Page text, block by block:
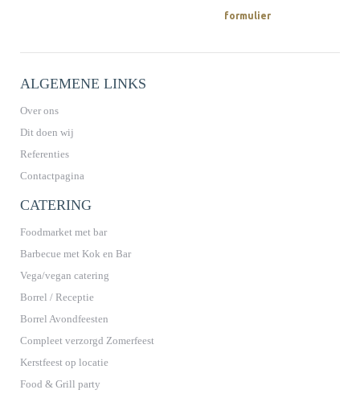
formulier
ALGEMENE LINKS
Over ons
Dit doen wij
Referenties
Contactpagina
CATERING
Foodmarket met bar
Barbecue met Kok en Bar
Vega/vegan catering
Borrel / Receptie
Borrel Avondfeesten
Compleet verzorgd Zomerfeest
Kerstfeest op locatie
Food & Grill party